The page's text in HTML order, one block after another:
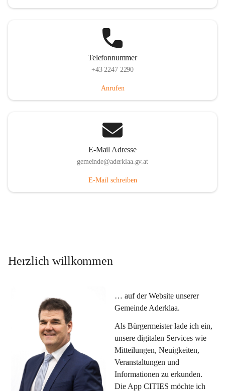
Telefonnummer
+43 2247 2290
Anrufen
E-Mail Adresse
gemeinde@aderklaa.gv.at
E-Mail schreiben
Herzlich willkommen
… auf der Website unserer
Gemeinde Aderklaa.
Als Bürgermeister lade ich ein,
unsere digitalen Services wie
Mitteilungen, Neuigkeiten,
Veranstaltungen und
Informationen zu erkunden.
Die App CITIES möchte ich